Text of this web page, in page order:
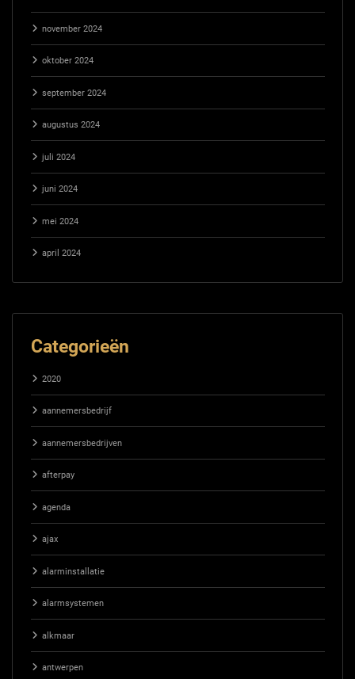
november 2024
oktober 2024
september 2024
augustus 2024
juli 2024
juni 2024
mei 2024
april 2024
Categorieën
2020
aannemersbedrijf
aannemersbedrijven
afterpay
agenda
ajax
alarminstallatie
alarmsystemen
alkmaar
antwerpen